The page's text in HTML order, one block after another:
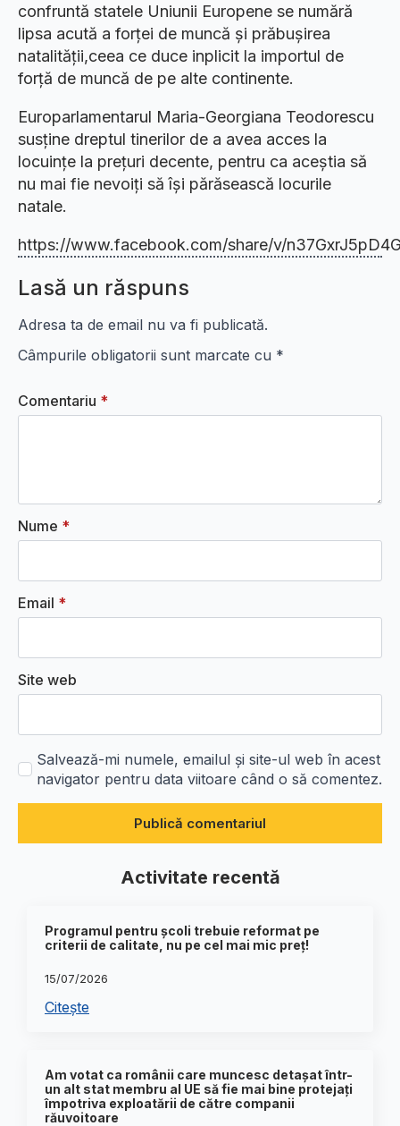
confruntă statele Uniunii Europene se numără
lipsa acută a forței de muncă și prăbușirea
natalității,ceea ce duce inplicit la importul de
forță de muncă de pe alte continente.
Europarlamentarul Maria-Georgiana Teodorescu
susține dreptul tinerilor de a avea acces la
locuințe la prețuri decente, pentru ca aceștia să
nu mai fie nevoiți să își părăsească locurile
natale.
https://www.facebook.com/share/v/
Lasă un răspuns
Adresa ta de email nu va fi publicată.
Câmpurile obligatorii sunt marcate cu *
Comentariu *
Nume *
Email *
Site web
Salvează-mi numele, emailul și site-ul web în acest
navigator pentru data viitoare când o să comentez.
Activitate recentă
Programul pentru școli trebuie reformat pe
criterii de calitate, nu pe cel mai mic preț!
15/07/2026
Citește
Am votat ca românii care muncesc detașat într-
un alt stat membru al UE să fie mai bine protejați
împotriva exploatării de către companii
răuvoitoare